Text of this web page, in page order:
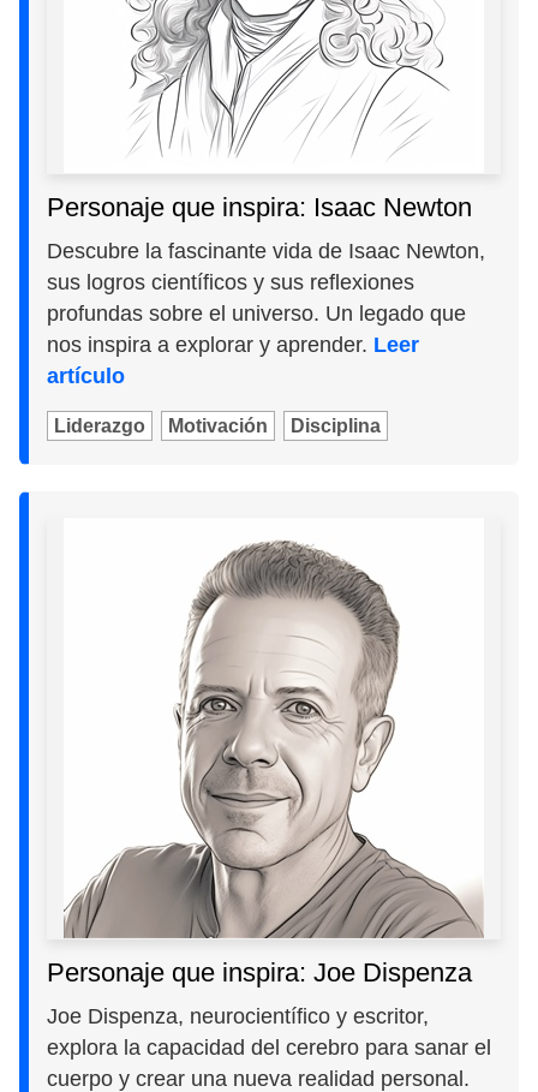
Personaje que inspira: Isaac Newton
Descubre la fascinante vida de Isaac Newton,
sus logros científicos y sus reflexiones
profundas sobre el universo. Un legado que
nos inspira a explorar y aprender. Leer
artículo
Liderazgo Motivación Disciplina
Personaje que inspira: Joe Dispenza
Joe Dispenza, neurocientífico y escritor,
explora la capacidad del cerebro para sanar el
cuerpo y crear una nueva realidad personal.